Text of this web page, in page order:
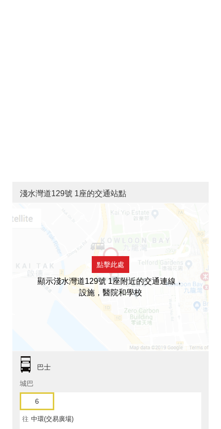
淺水灣道129號 1座的交通站點
點擊此處
顯示淺水灣道129號 1座附近的交通連線，
設施，醫院和學校
巴士
城巴
6
往 中環(交易廣場)